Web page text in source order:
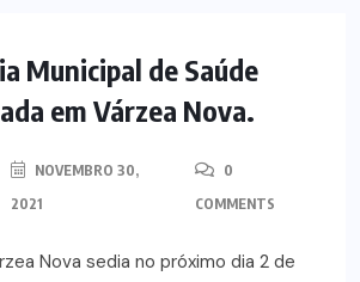
NOTÍCIAS
Municipal de Saúde
em Várzea Nova.
NOVEMBRO 30,
2021
0
COMMENTS
Nova sedia no próximo dia 2 de